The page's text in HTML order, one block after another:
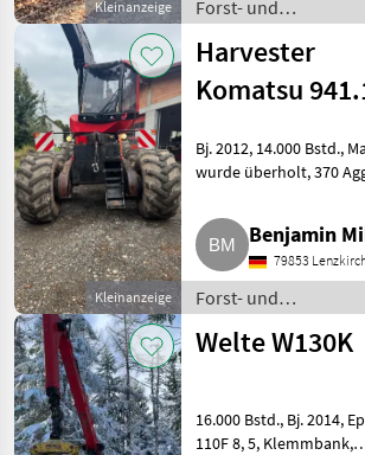
Kleinanzeige
Forst- und
Holztechnik /
Sonstige
Holzmaschinen und
Forstmaschinen
Kleinanzeige
Harvester
Komatsu
Bj. 2012, 14.000 Bstd., Maschine
wurde überholt, 370 Aggregat,
gegen Aufpreis neue
unbenutzte 700er
Felge verfügbar. Inzahlu
Benjamin
79853
Forst- und
Holztechnik /
Sonstige
Welte W130K
16.000 Bstd., Bj. 2014, Epsilon
110F 8, 5, Klemmbank,